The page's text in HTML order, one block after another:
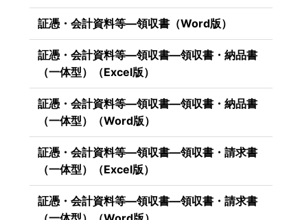
証憑・会計資料等―領収書（Word版）
証憑・会計資料等―領収書―領収書・納品書
（一体型）（Excel版）
証憑・会計資料等―領収書―領収書・納品書
（一体型）（Word版）
証憑・会計資料等―領収書―領収書・請求書
（一体型）（Excel版）
証憑・会計資料等―領収書―領収書・請求書